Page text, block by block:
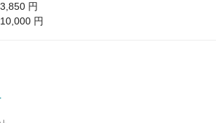
3,850 円
10,000 円